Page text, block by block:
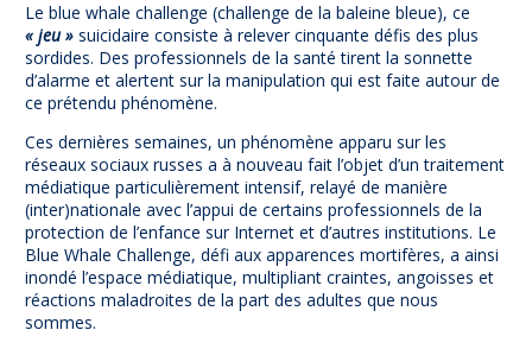
Le blue whale challenge (challenge de la baleine bleue), ce
« jeu » suicidaire consiste à relever cinquante défis des plus
sordides. Des professionnels de la santé tirent la sonnette
d’alarme et alertent sur la manipulation qui est faite autour de
ce prétendu phénomène.
Ces dernières semaines, un phénomène apparu sur les
réseaux sociaux russes a à nouveau fait l’objet d’un traitement
médiatique particulièrement intensif, relayé de manière
(inter)nationale avec l’appui de certains professionnels de la
protection de l’enfance sur Internet et d’autres institutions. Le
Blue Whale Challenge, défi aux apparences mortifères, a ainsi
inondé l’espace médiatique, multipliant craintes, angoisses et
réactions maladroites de la part des adultes que nous
sommes.